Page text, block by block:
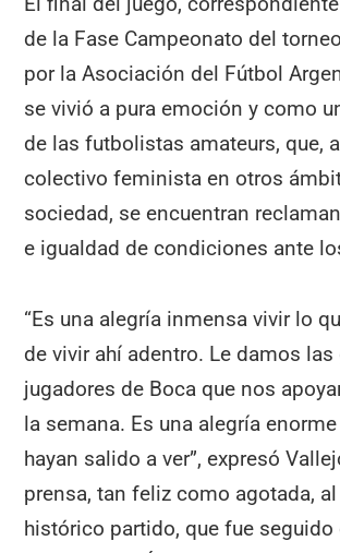
de la Fase Campeonato del
por la Asociación del Fútbol
se vivió a pura emoción y como
de las futbolistas amateurs, que,
colectivo feminista en otros
sociedad, se encuentran
e igualdad de condiciones ante
“Es una alegría inmensa vivir lo
de vivir ahí adentro. Le damos
jugadores de Boca que nos
la semana. Es una alegría
hayan salido a ver”, expresó
prensa, tan feliz como agotada,
histórico partido, que fue seguido